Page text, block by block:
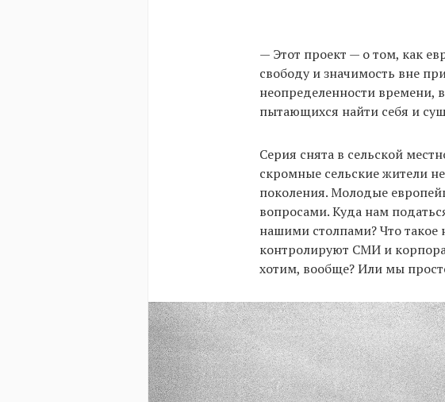
— Этот проект — о том, как
свободу и значимость вне
неопределенности времени,
пытающихся найти себя и
Серия снята в сельской
скромные сельские жители
поколения. Молодые
вопросами. Куда нам
нашими столпами? Что такое
контролируют СМИ и
хотим, вообще? Или мы